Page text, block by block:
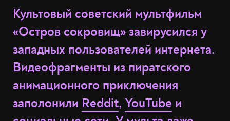
Культовый советский мультфильм
«Остров сокровищ» завирусился у
западных пользователей интернета.
Видеофрагменты из пиратского
анимационного приключения
заполонили Reddit, YouTube и